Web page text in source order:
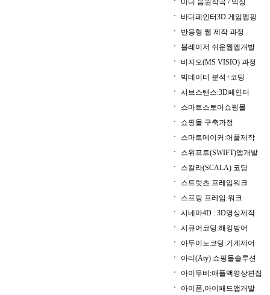
미디 음원작곡 / 믹싱
바디페인터3D:게임맵핑
반응형 웹 제작 과정
블레이저 쉬운웹앱개발
비지오(MS VISIO) 과정
빅데이터 분석+코딩
서브스탠스:3D페인터
스마트스토어쇼핑몰
쇼핑몰 구축과정
스마트메이커:어플제작
스위프트(SWIFT)앱개발
스칼라(SCALA) 코딩
스트럿츠 프레임워크
스프링 프레임 워크
시네마4D : 3D영상제작
시큐어코딩:해킹방어
아두이노코딩:기계제어
아티(Aty) 쇼핑몰솔루션
아이무비:애플맥영상편집
아이폰,아이패드앱개발